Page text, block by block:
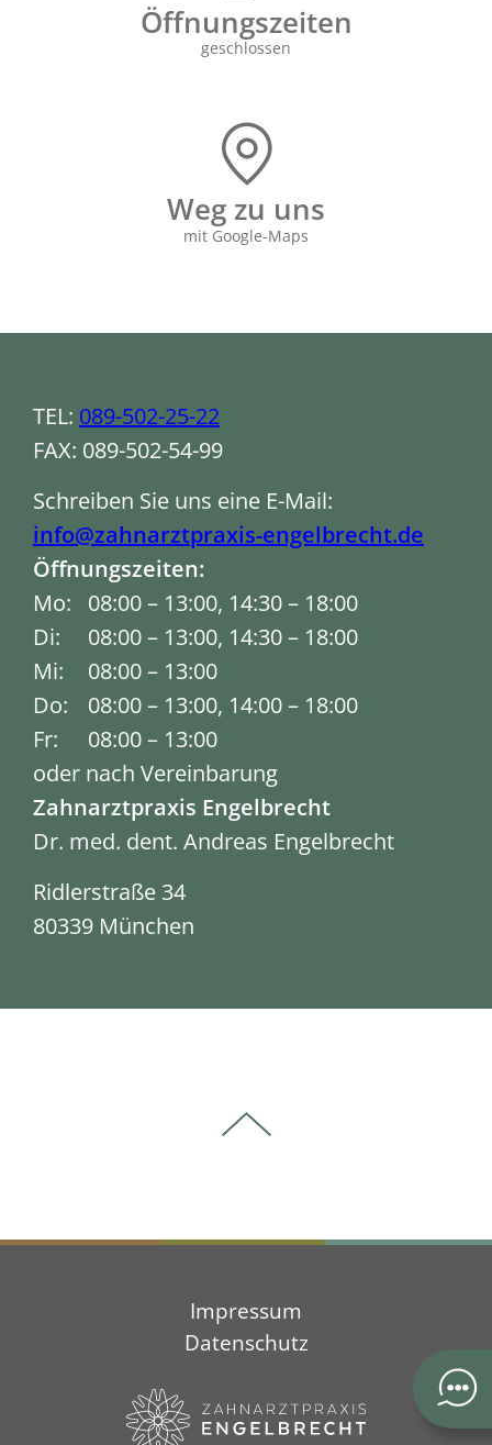
Öffnungs­zeiten
geschlossen
Weg zu uns
mit Google-Maps
TEL: 089-502-25-22
FAX: 089-502-54-99
Schreiben Sie uns eine E-Mail:
info@zahnarztpraxis-engelbrecht.de
Öffnungszeiten:
Mo:
08:00– 13:00, 14:30– 18:00
Di:
08:00– 13:00, 14:30– 18:00
Mi:
08:00– 13:00
Do:
08:00– 13:00, 14:00– 18:00
Fr:
08:00– 13:00
oder nach Vereinbarung
Zahnarztpraxis Engelbrecht
Dr. med. dent. Andreas Engelbrecht
Ridlerstraße 34
80339 München
Impressum
Datenschutz